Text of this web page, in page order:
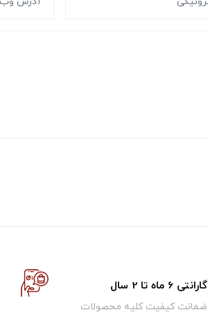
گارانتی 6 ماه تا 2 سال
ضمانت کیفیت کلیه محصولات